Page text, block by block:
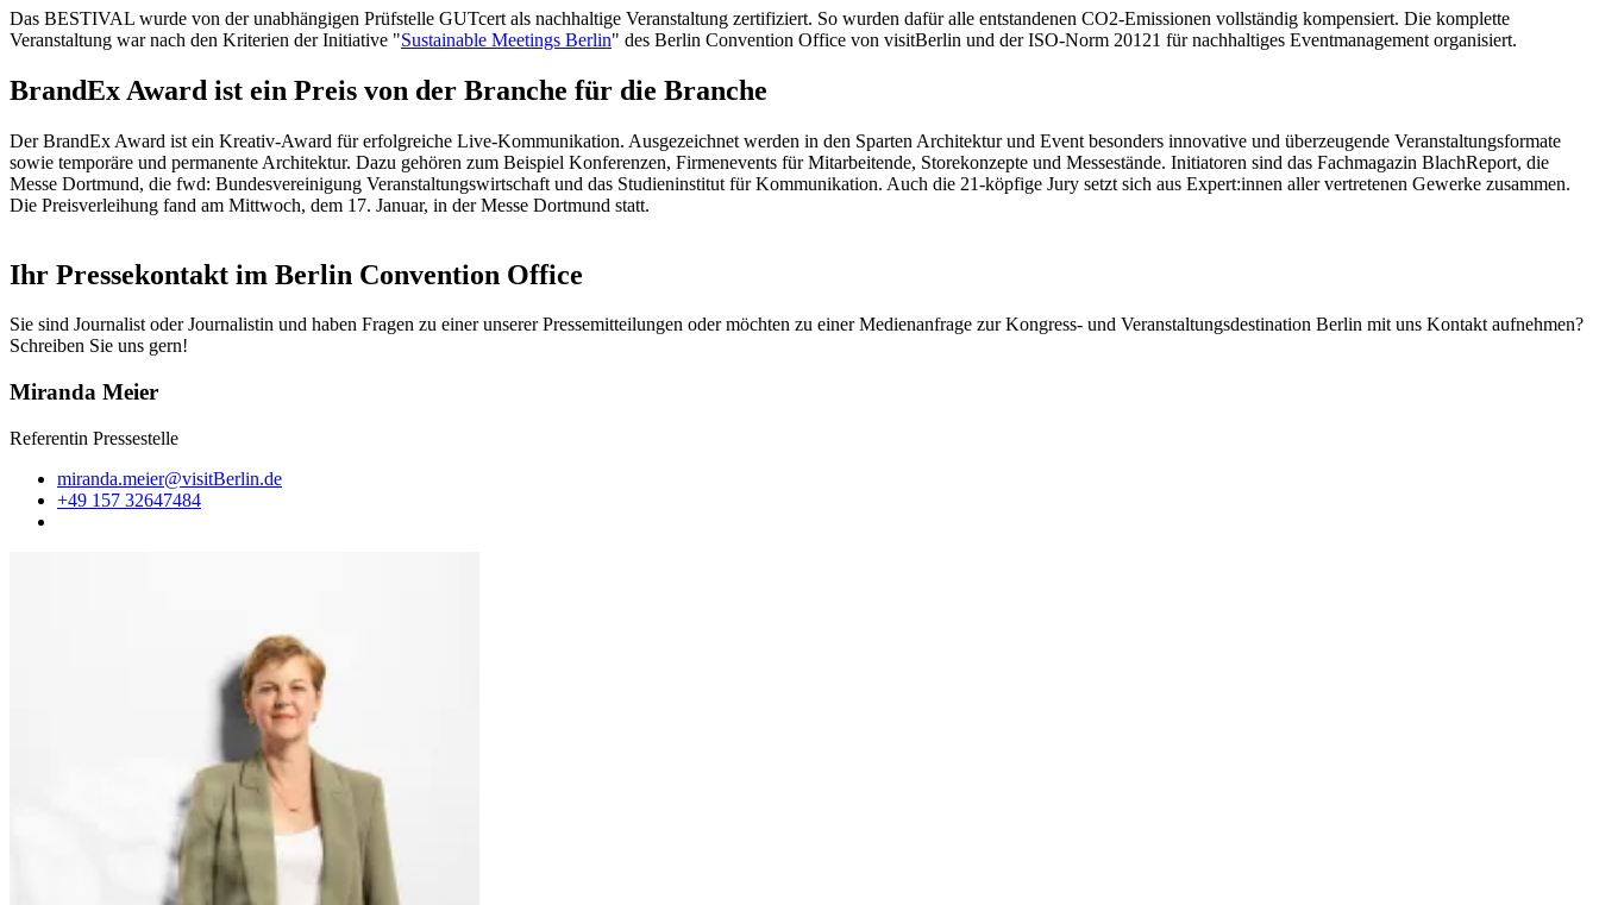
Das BESTIVAL wurde von der unabhängigen Prüfstelle GUTcert als nachhaltige Veranstaltung zertifiziert. So wurden dafür alle entstandenen CO2-Emissionen vollständig kompensiert. Die komplette
Veranstaltung war nach den Kriterien der Initiative "Sustainable Meetings Berlin" des Berlin Convention Office von visitBerlin und der ISO-Norm 20121 für nachhaltiges Eventmanagement organisiert.
BrandEx Award ist ein Preis von der Branche für die Branche
Der BrandEx Award ist ein Kreativ-Award für erfolgreiche Live-Kommunikation. Ausgezeichnet werden in den Sparten Architektur und Event besonders innovative und überzeugende Veranstaltungsformate
sowie temporäre und permanente Architektur. Dazu gehören zum Beispiel Konferenzen, Firmenevents für Mitarbeitende, Storekonzepte und Messestände. Initiatoren sind das Fachmagazin BlachReport, die
Messe Dortmund, die fwd: Bundesvereinigung Veranstaltungswirtschaft und das Studieninstitut für Kommunikation. Auch die 21-köpfige Jury setzt sich aus Expert:innen aller vertretenen Gewerke zusammen.
Die Preisverleihung fand am Mittwoch, dem 17. Januar, in der Messe Dortmund statt.
Ihr Pressekontakt im Berlin Convention Office
Sie sind Journalist oder Journalistin und haben Fragen zu einer unserer Pressemitteilungen oder möchten zu einer Medienanfrage zur Kongress- und Veranstaltungsdestination Berlin mit uns Kontakt aufnehmen?
Schreiben Sie uns gern!
Miranda Meier
Referentin Pressestelle
miranda.meier@visitBerlin.de
+49 157 32647484